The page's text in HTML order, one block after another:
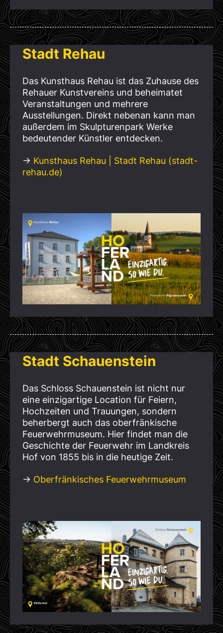
Stadt Rehau
Das Kunsthaus Rehau ist das Zuhause des
Rehauer Kunstvereins und beheimatet
Veranstaltungen und mehrere
Ausstellungen. Direkt nebenan kann man
außerdem im Skulpturenpark Werke
bedeutender Künstler entdecken.
→ Kunsthaus Rehau | Stadt Rehau (stadt-
rehau.de)
Stadt Schauenstein
Das Schloss Schauenstein ist nicht nur
eine einzigartige Location für Feiern,
Hochzeiten und Trauungen, sondern
beherbergt auch das oberfränkische
Feuerwehrmuseum. Hier findet man die
Geschichte der Feuerwehr im Landkreis
Hof von 1855 bis in die heutige Zeit.
→ Oberfränkisches Feuerwehrmuseum